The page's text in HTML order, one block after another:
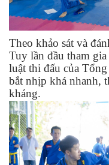
Theo khảo sát và
Tuy lần đầu tham
luật thi đấu của
bắt nhịp khá nhanh,
kháng.